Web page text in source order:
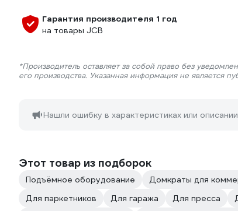
Гарантия производителя 1 год
на товары JCB
*Производитель оставляет за собой право без
его производства. Указанная информация не является
Нашли ошибку в характеристиках или
Этот товар из подборок
Подъёмное оборудование Домкраты для
Для паркетников
Для гаража Для пресса